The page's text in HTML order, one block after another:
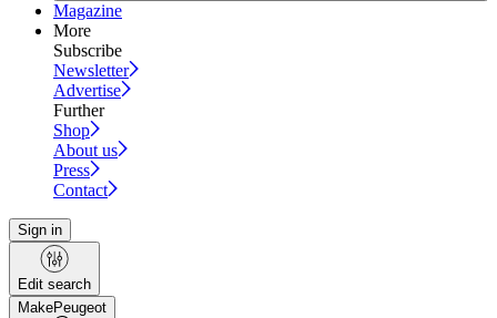
Magazine
More
Subscribe
Newsletter
Advertise
Further
Shop
About us
Press
Contact
Sign in
Edit search
MakePeugeot